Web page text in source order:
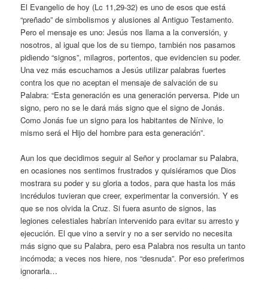
El Evangelio de hoy (Lc 11,29-32) es uno de esos que está
“preñado” de simbolismos y alusiones al Antiguo Testamento.
Pero el mensaje es uno: Jesús nos llama a la conversión, y
nosotros, al igual que los de su tiempo, también nos pasamos
pidiendo “signos”, milagros, portentos, que evidencien su poder.
Una vez más escuchamos a Jesús utilizar palabras fuertes
contra los que no aceptan el mensaje de salvación de su
Palabra: “Esta generación es una generación perversa. Pide un
signo, pero no se le dará más signo que el signo de Jonás.
Como Jonás fue un signo para los habitantes de Nínive, lo
mismo será el Hijo del hombre para esta generación”.
Aun los que decidimos seguir al Señor y proclamar su Palabra,
en ocasiones nos sentimos frustrados y quisiéramos que Dios
mostrara su poder y su gloria a todos, para que hasta los más
incrédulos tuvieran que creer, experimentar la conversión. Y es
que se nos olvida la Cruz. Si fuera asunto de signos, las
legiones celestiales habrían intervenido para evitar su arresto y
ejecución. El que vino a servir y no a ser servido no necesita
más signo que su Palabra, pero esa Palabra nos resulta un tanto
incómoda; a veces nos hiere, nos “desnuda”. Por eso preferimos
ignorarla…